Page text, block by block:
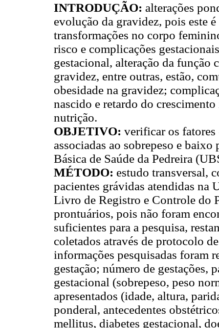
INTRODUÇÃO: alterações
evolução da gravidez, pois este
transformações no corpo
risco e complicações
gestacional, alteração da função
gravidez, entre outras, estão,
obesidade na gravidez;
nascido e retardo do
nutrição.
OBJETIVO: verificar os fatores
associadas ao sobrepeso e
Básica de Saúde da Pedreira
MÉTODO: estudo transversal,
pacientes grávidas atendidas na
Livro de Registro e Controle do
prontuários, pois não foram
suficientes para a pesquisa,
coletados através de protocolo
informações pesquisadas foram
gestação; número de gestações,
gestacional (sobrepeso, peso
apresentados (idade, altura,
ponderal, antecedentes
mellitus, diabetes gestacional,